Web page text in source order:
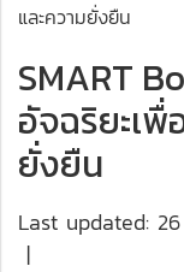
และความยั่งยืน
SMART
อัจฉริยะเ
ยั่งยืน
Last updated:
|